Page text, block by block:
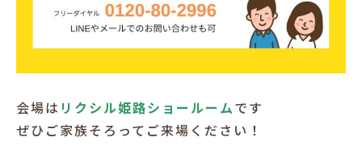
会場は リクシル姫路ショールームです
ぜひご家族そろってご来場ください！